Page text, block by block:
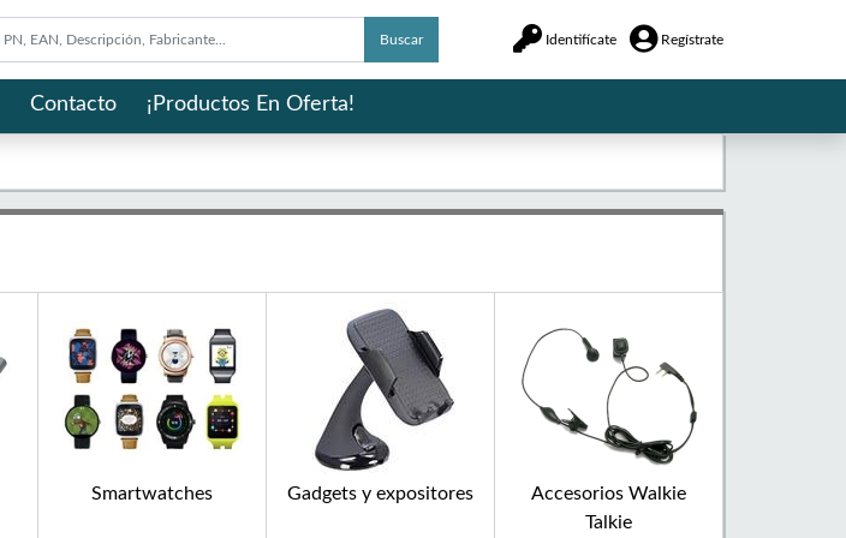
Buscar Identifícate Regístrate
Contacto ¡Productos En Oferta!
Smartwatches Gadgets y expositores
Accesorios Walkie
Talkie